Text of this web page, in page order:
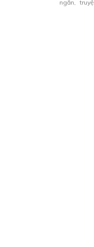
ngắn